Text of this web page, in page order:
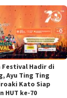
Festival Hadir di
Ayu Ting Ting
Kato Siap
HUT ke-70